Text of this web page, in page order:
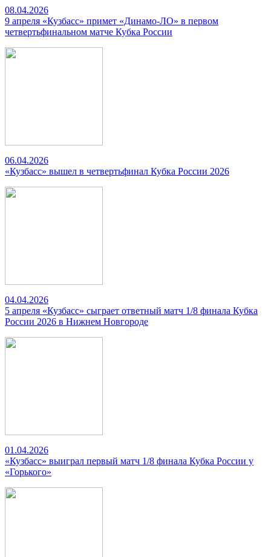
08.04.2026
9 апреля «Кузбасс» примет «Динамо-ЛО» в первом
четвертьфинальном матче Кубка России
06.04.2026
«Кузбасс» вышел в четвертьфинал Кубка России 2026
04.04.2026
5 апреля «Кузбасс» сыграет ответный матч 1/8 финала Кубка
России 2026 в Нижнем Новгороде
01.04.2026
«Кузбасс» выиграл первый матч 1/8 финала Кубка России у
«Горького»